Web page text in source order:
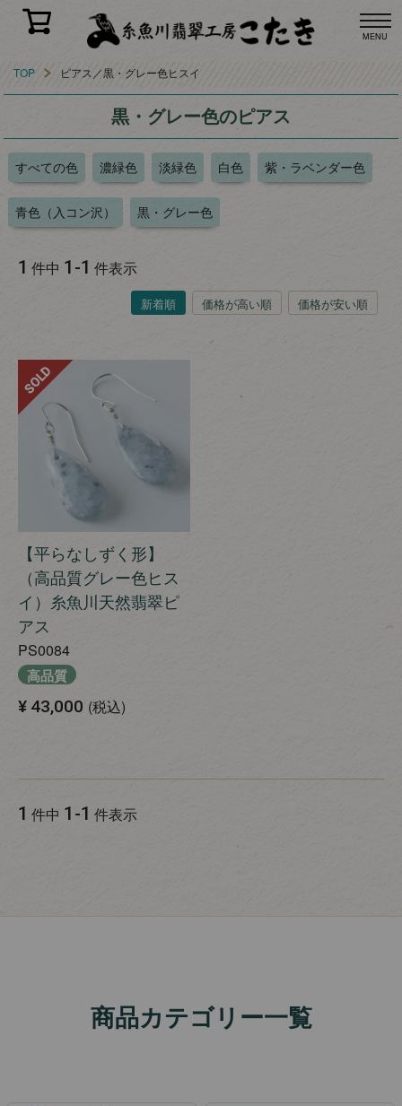
MENU
TOP ピアス／黒・グレー色ヒスイ
黒・グレー色のピアス
すべての色 濃緑色 淡緑色 白色 紫・ラベンダー色
青色（入コン沢） 黒・グレー色
新着順 価格が高い順 価格が安い順
1 件中 1 -1 件表示
【平らなしずく形】
（高品質グレー色ヒス
イ）糸魚川天然翡翠ピ
アス
PS0084
高品質
¥ 43,000 税込
SOLD
1 件中 1 -1 件表示
商品カテゴリー一覧